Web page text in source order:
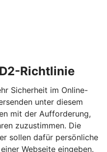
Richtlinie
Sicherheit im Online-
unter diesem
mit der Aufforderung,
zuzustimmen. Die
sollen dafür persönliche
Webseite eingeben.